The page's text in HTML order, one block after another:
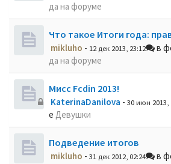
да на форуме
Что такое Итоги года:
mikluho - 12 дек 2013, 23:12 в
да на форуме
Мисс Fcdin 2013!
KaterinaDanilova - 30 июн 2013,
е Девушки
Подведение итогов
mikluho - 31 дек 2012, 02:24 в